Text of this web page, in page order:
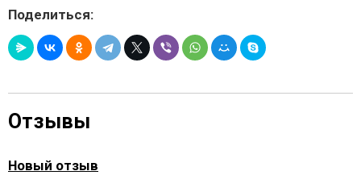
Поделиться:
Отзывы
Новый отзыв